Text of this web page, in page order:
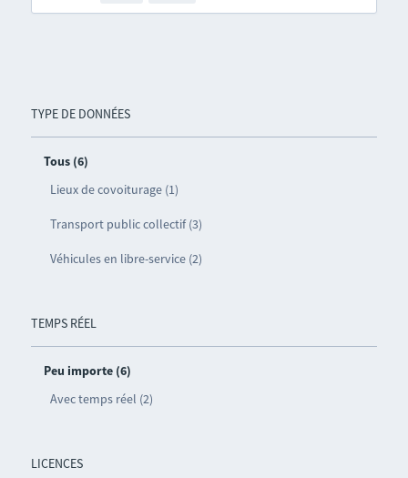
TYPE DE DONNÉES
Tous (6)
Lieux de covoiturage (1)
Transport public collectif (3)
Véhicules en libre-service (2)
TEMPS RÉEL
Peu importe (6)
Avec temps réel (2)
LICENCES